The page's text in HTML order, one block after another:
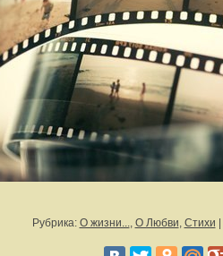
Рубрика: О жизни..., О Любви, Стихи